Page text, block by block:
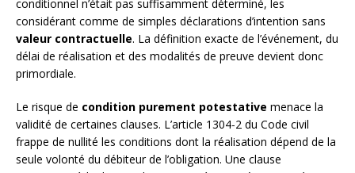
conditionnel n’était pas suffisamment déterminé, les
considérant comme de simples déclarations d’intention sans
valeur contractuelle. La définition exacte de l’événement, du
délai de réalisation et des modalités de preuve devient donc
primordiale.
Le risque de condition purement potestative menace la
validité de certaines clauses. L’article 1304-2 du Code civil
frappe de nullité les conditions dont la réalisation dépend de la
seule volonté du débiteur de l’obligation. Une clause